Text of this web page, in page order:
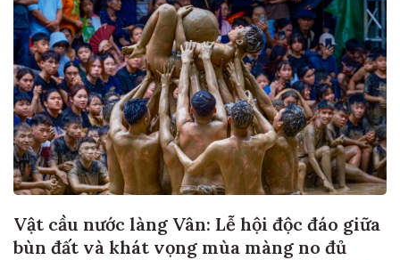
Vật cầu nước làng Vân: Lễ hội độc đáo giữa
bùn đất và khát vọng mùa màng no đủ